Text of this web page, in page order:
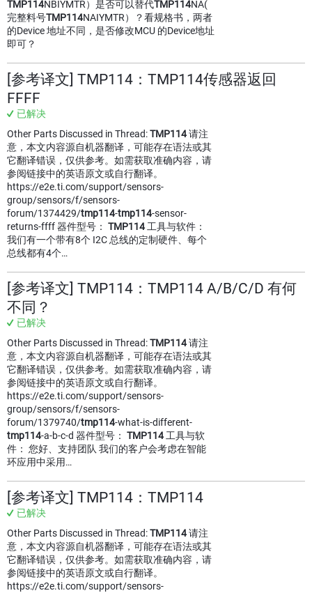
TMP114NBIYMTR）是否可以替代TMP114NA(
完整料号TMP114NAIYMTR）？看规格书，两者
的Device 地址不同，是否修改MCU 的Device地址
即可？
[参考译文] TMP114：TMP114传感器返回
FFFF
已解决
Other Parts Discussed in Thread:TMP114请注
意，本文内容源自机器翻译，可能存在语法或其
它翻译错误，仅供参考。如需获取准确内容，请
参阅链接中的英语原文或自行翻译。
https://e2e.ti.com/support/sensors-
group/sensors/f/sensors-
forum/1374429/tmp114-tmp114-sensor-
returns-ffff 器件型号： TMP114工具与软件：
我们有一个带有8个 I2C 总线的定制硬件、每个
总线都有4个…
[参考译文] TMP114：TMP114 A/B/C/D 有何
不同？
已解决
Other Parts Discussed in Thread:TMP114请注
意，本文内容源自机器翻译，可能存在语法或其
它翻译错误，仅供参考。如需获取准确内容，请
参阅链接中的英语原文或自行翻译。
https://e2e.ti.com/support/sensors-
group/sensors/f/sensors-
forum/1379740/tmp114-what-is-different-
tmp114-a-b-c-d 器件型号： TMP114工具与软
件： 您好、支持团队 我们的客户会考虑在智能
环应用中采用…
[参考译文] TMP114：TMP114
已解决
Other Parts Discussed in Thread:TMP114请注
意，本文内容源自机器翻译，可能存在语法或其
它翻译错误，仅供参考。如需获取准确内容，请
参阅链接中的英语原文或自行翻译。
https://e2e.ti.com/support/sensors-